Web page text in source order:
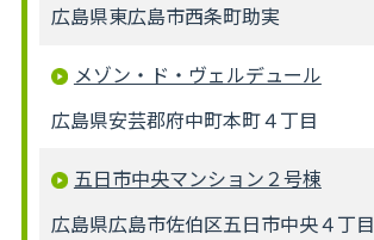
広島県東広島市西条町助実
メゾン・ド・ヴェルデュール
広島県安芸郡府中町本町４丁目
五日市中央マンション２号棟
広島県広島市佐伯区五日市中央４丁目